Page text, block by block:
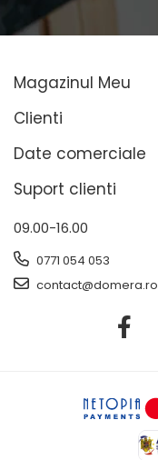
Magazinul Meu
Clienti
Date comerciale
Suport clienti
09.00-16.00
0771 054 053
contact@domera.ro